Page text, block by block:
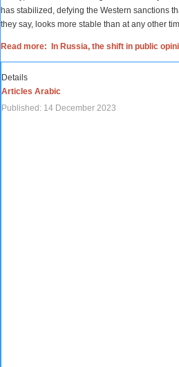
has stabilized, defying the Western sanctions
they say, looks more stable than at any other
Read more: In Russia, the shift in public
Details
Articles Arabic
Published: 14 December 2023